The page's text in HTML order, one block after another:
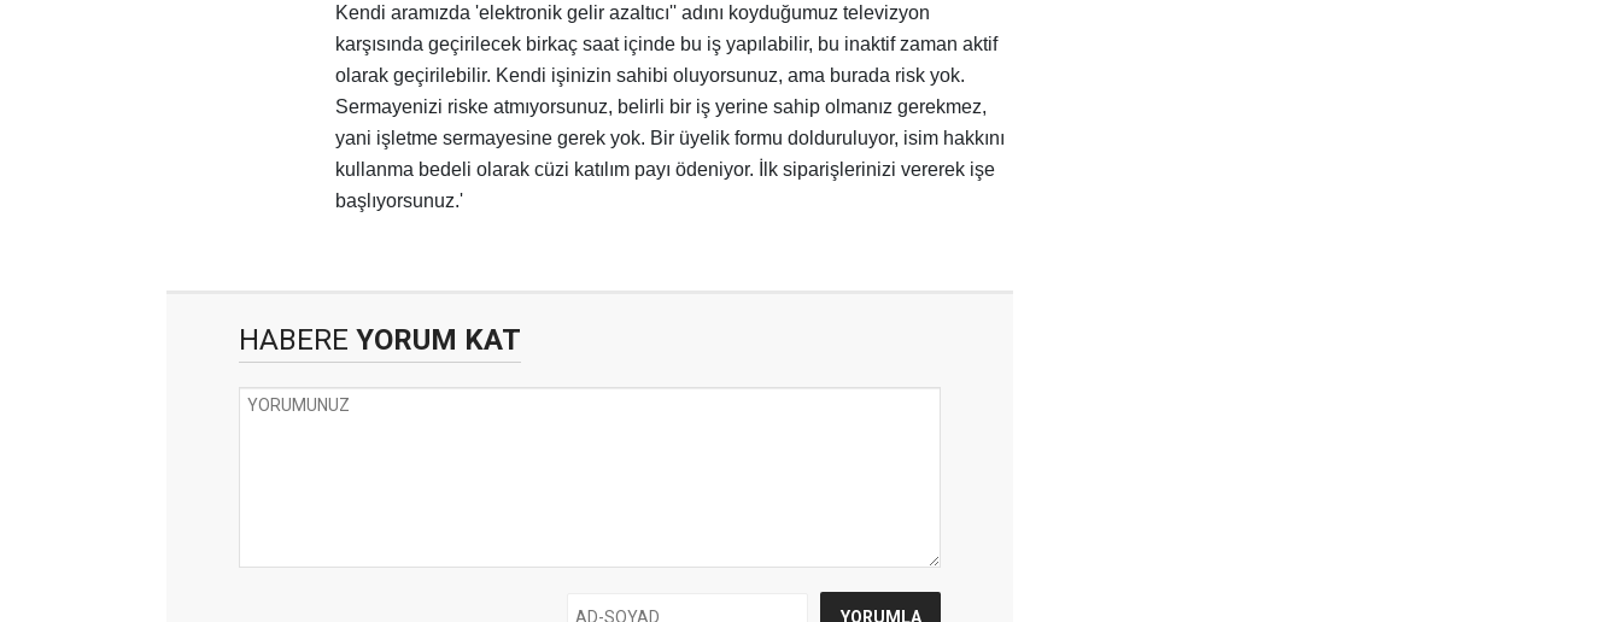
Kendi aramızda 'elektronik gelir azaltıcı'' adını koyduğumuz televizyon
karşısında geçirilecek birkaç saat içinde bu iş yapılabilir, bu inaktif zaman aktif
olarak geçirilebilir. Kendi işinizin sahibi oluyorsunuz, ama burada risk yok.
Sermayenizi riske atmıyorsunuz, belirli bir iş yerine sahip olmanız gerekmez,
yani işletme sermayesine gerek yok. Bir üyelik formu dolduruluyor, isim hakkını
kullanma bedeli olarak cüzi katılım payı ödeniyor. İlk siparişlerinizi vererek işe
başlıyorsunuz.'
HABERE YORUM KAT